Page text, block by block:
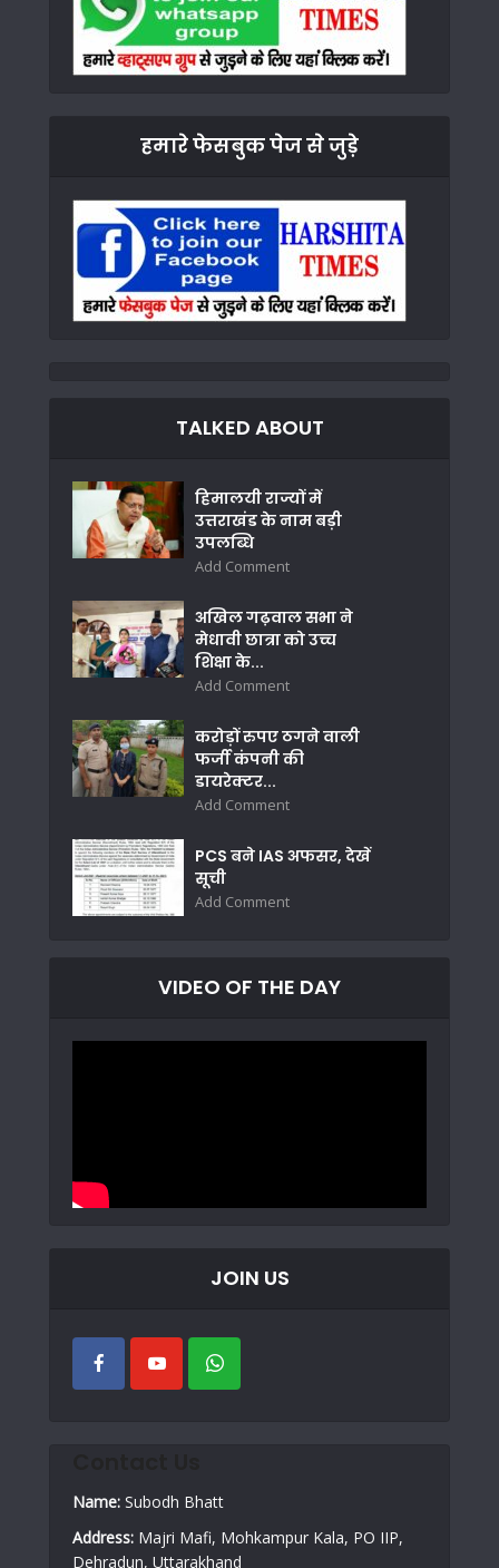
हमारे फेसबुक पेज से जुड़े
TALKED ABOUT
हिमालयी राज्यों में
उत्तराखंड के नाम बड़ी
उपलब्धि
Add Comment
अखिल गढ़वाल सभा ने
मेधावी छात्रा को उच्च
शिक्षा के...
Add Comment
करोड़ों रुपए ठगने वाली
फर्जी कंपनी की
डायरेक्टर...
Add Comment
PCS बने IAS अफसर, देखें
सूची
Add Comment
VIDEO OF THE DAY
JOIN US
Name: Subodh Bhatt
Address: Majri Mafi, Mohkampur Kala, PO IIP,
Dehradun, Uttarakhand